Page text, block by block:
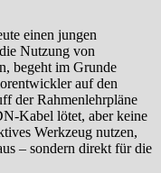
einen jungen
Nutzung von
begeht im Grunde
auf den
der Rahmenlehrpläne
Kabel lötet, aber keine
Werkzeug nutzen,
– sondern direkt für die